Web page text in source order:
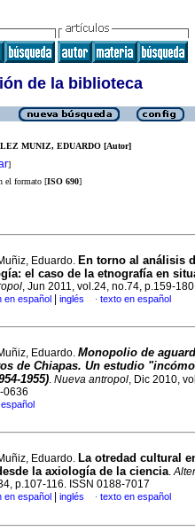
de la biblioteca
MUNIZ, EDUARDO [Autor]
]
el formato [ISO 690]
Eduardo. En torno al análisis
: el caso de la etnografía en
, Jun 2011, vol.24, no.74, p.159-
en español inglés · texto en español
Eduardo. Monopolio de
de Chiapas. Un estudio
1955). Nueva antropol, Dic 2010,
0636
Eduardo. La otredad cultural
la axiología de la ciencia.
p.107-116. ISSN 0188-7017
en español inglés · texto en español